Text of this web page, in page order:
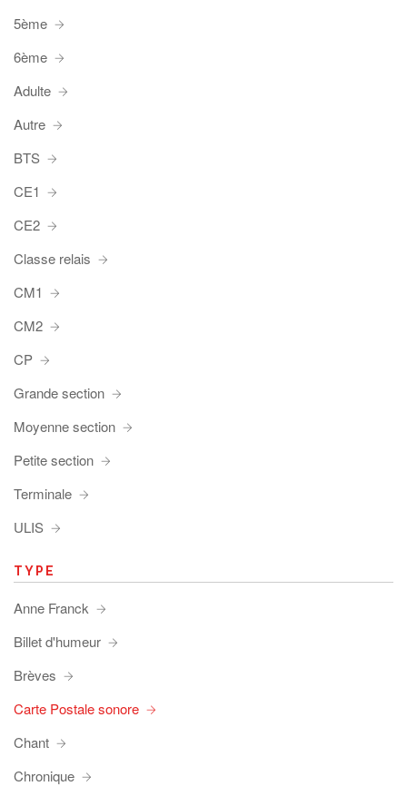
5ème
6ème
Adulte
Autre
BTS
CE1
CE2
Classe relais
CM1
CM2
CP
Grande section
Moyenne section
Petite section
Terminale
ULIS
TYPE
Anne Franck
Billet d'humeur
Brèves
Carte Postale sonore
Chant
Chronique